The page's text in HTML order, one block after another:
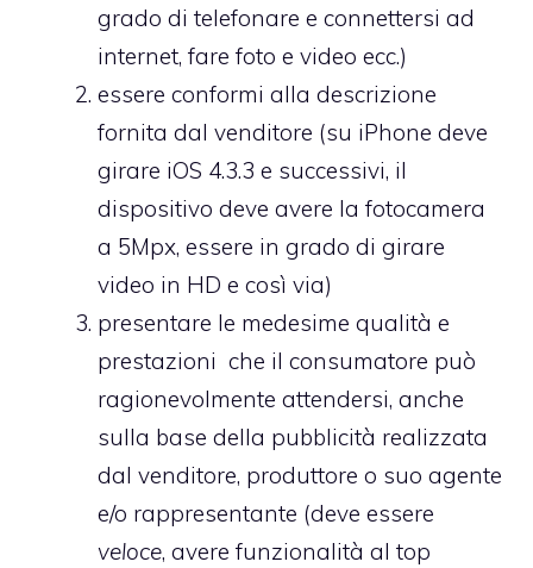
grado di telefonare e connettersi ad
internet, fare foto e video ecc.)
essere conformi alla descrizione
fornita dal venditore (su iPhone deve
girare iOS 4.3.3 e successivi, il
dispositivo deve avere la fotocamera
a 5Mpx, essere in grado di girare
video in HD e così via)
presentare le medesime qualità e
prestazioni che il consumatore può
ragionevolmente attendersi, anche
sulla base della pubblicità realizzata
dal venditore, produttore o suo agente
e/o rappresentante (deve essere
veloce, avere funzionalità al top